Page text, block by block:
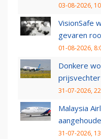
03-08-2026,
VisionSafe
gevaren
01-08-2026,
Donkere
31-07-2026,
Malaysia
31-07-2026,